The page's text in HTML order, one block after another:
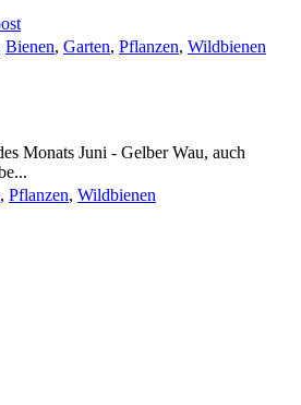
Bienen, Garten, Pflanzen, Wildbienen
Monats Juni - Gelber Wau, auch
, Pflanzen, Wildbienen